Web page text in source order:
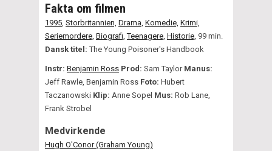
Fakta om filmen
1995 Storbritannien, Drama, Komedie, Krimi,
Seriemordere, Biografi, Teenagere, Historie, 99 min.
Dansk titel:The Young Poisoner's Handbook
Instr: Benjamin Ross Prod: Sam Taylor Manus:
Jeff Rawle, Benjamin Ross Foto: Hubert
Taczanowski Klip: Anne Sopel Mus: Rob Lane,
Frank Strobel
Medvirkende
Hugh O'Conor (Graham Young)